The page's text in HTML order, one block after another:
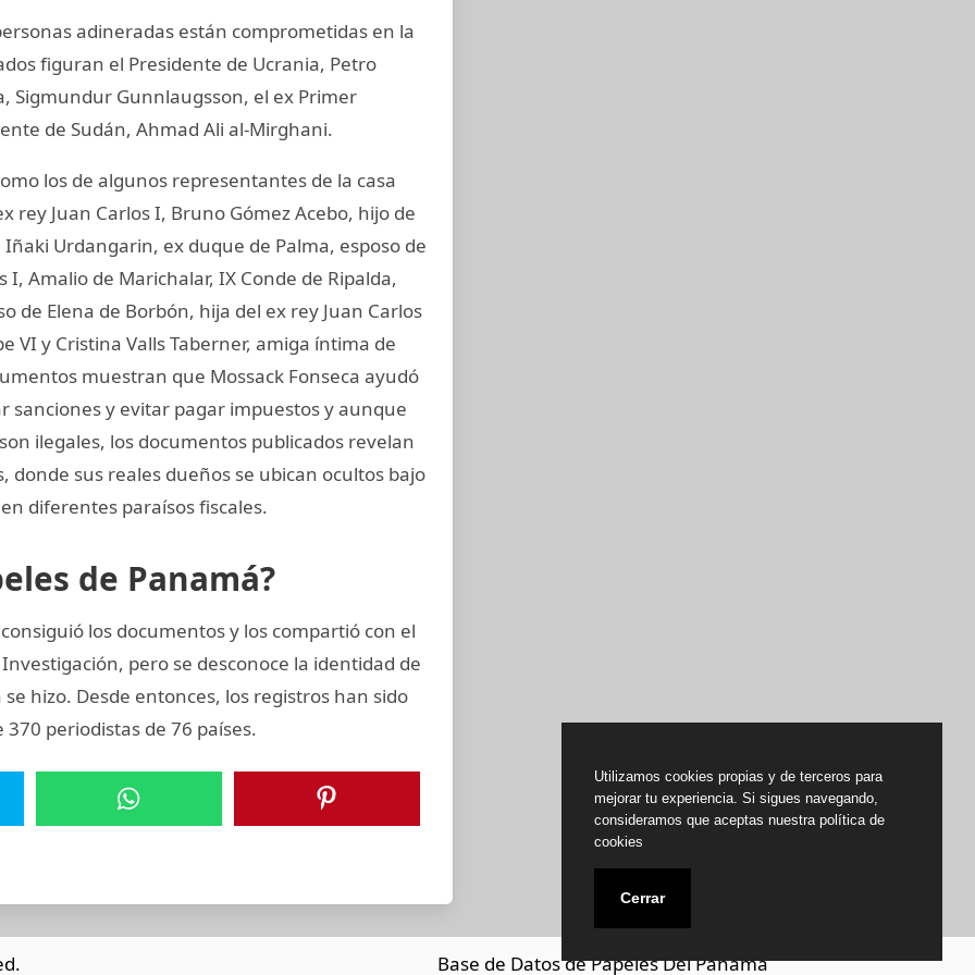
adineradas están comprometidas en la
figuran el Presidente de Ucrania, Petro
Sigmundur Gunnlaugsson, el ex Primer
de Sudán, Ahmad Ali al-Mirghani.
los de algunos representantes de la casa
rey Juan Carlos I, Bruno Gómez Acebo, hijo de
Urdangarin, ex duque de Palma, esposo de
Amalio de Marichalar, IX Conde de Ripalda,
de Elena de Borbón, hija del ex rey Juan Carlos
VI y Cristina Valls Taberner, amiga íntima de
muestran que Mossack Fonseca ayudó
sanciones y evitar pagar impuestos y aunque
ilegales, los documentos publicados revelan
sus reales dueños se ubican ocultos bajo
diferentes paraísos fiscales.
de Panamá?
los documentos y los compartió con el
pero se desconoce la identidad de
hizo. Desde entonces, los registros han sido
periodistas de 76 países.
Base de Datos de Papeles Del Panamá
Utilizamos cookies propias y de terceros para
mejorar tu experiencia. Si sigues navegando,
consideramos que aceptas nuestra política de
cookies
Cerrar